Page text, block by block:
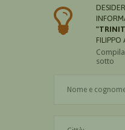
sotto